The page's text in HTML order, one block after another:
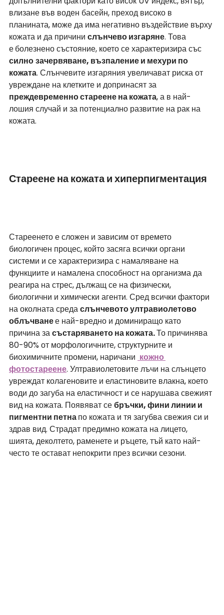
влизане във воден басейн, преход високо в
планината, може да има негативно въздействие върху
кожата и да причини слънчево изгаряне. Това
еболезнено състояние, което се характеризира със
силнозачервяване, възпаление и мехури по
кожата. Слънчевите изгаряния увеличават риска от
увреждане на клетките и допринасят за
преждевременно стареене на кожата, а в най-
лошия случай и за потенциално развитие на рак на
кожата.
Стареене на кожата и хиперпигментация
Стареенето е сложен и зависим от времето
биологичен процес, който засяга всички органи
системи и се характеризира с намаляване на
функциите и намалена способност на организма да
реагира на стрес, дължащ се на физически,
биологични и химически агенти. Сред всички фактори
на околната среда слънчевото ултравиолетово
облъчване е най-вредно и доминиращо като
причина за състаряването на кожата. То причинява
80-90% от морфологичните, структурните и
биохимичните промени, наричани кожно
фотостареене. Ултравиолетовите лъчи на слънцето
увреждат колагеновите и еластиновите влакна, което
води до загуба на еластичност и се нарушава свежият
вид на кожата. Появяват се бръчки, фини линии и
пигментни петна по кожата и тя загубва свежия си и
здрав вид. Страдат предимно кожата на лицето,
шията, деколтето, раменете и ръцете, тъй като най-
често те остават непокрити през всички сезони.